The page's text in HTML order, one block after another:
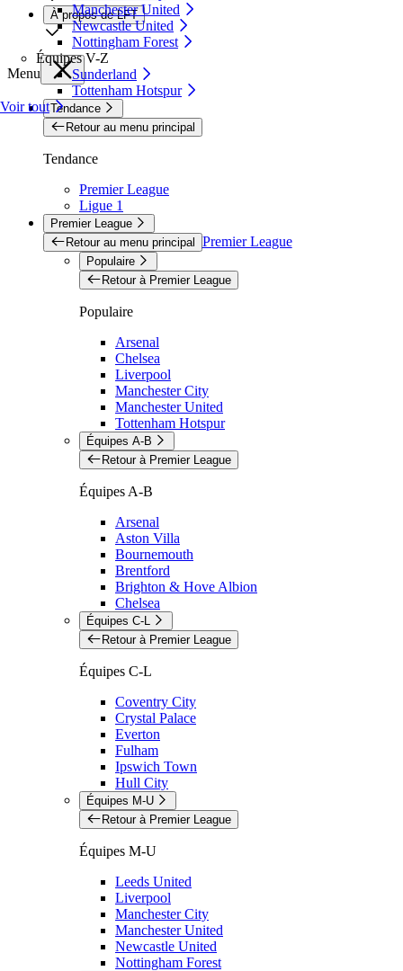
Manchester United
Newcastle United
Nottingham Forest
Équipes V-Z
Sunderland
Tottenham Hotspur
Voir tout
À propos de LFT
Menu
Tendance
Retour au menu principal
Tendance
Premier League
Ligue 1
Premier League
Retour au menu principal Premier League
Populaire
Retour à Premier League
Populaire
Arsenal
Chelsea
Liverpool
Manchester City
Manchester United
Tottenham Hotspur
Équipes A-B
Retour à Premier League
Équipes A-B
Arsenal
Aston Villa
Bournemouth
Brentford
Brighton & Hove Albion
Chelsea
Équipes C-L
Retour à Premier League
Équipes C-L
Coventry City
Crystal Palace
Everton
Fulham
Ipswich Town
Hull City
Équipes M-U
Retour à Premier League
Équipes M-U
Leeds United
Liverpool
Manchester City
Manchester United
Newcastle United
Nottingham Forest